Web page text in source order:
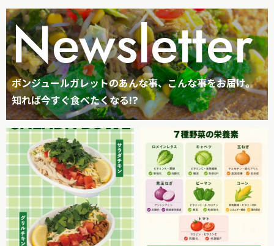
Newsletter
ボンジュールガレットのあんな事、こんな事をお届け。
知れば今すぐ食べたくなる!?